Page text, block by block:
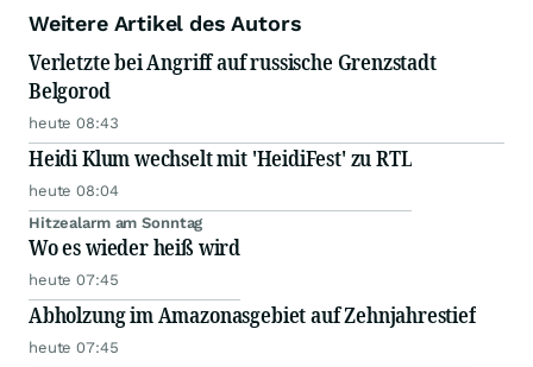
Weitere Artikel des Autors
Verletzte bei Angriff auf russische Grenzstadt
Belgorod
heute 08:43
Heidi Klum wechselt mit 'HeidiFest' zu RTL
heute 08:04
Hitzealarm am Sonntag
Wo es wieder heiß wird
heute 07:45
Abholzung im Amazonasgebiet auf Zehnjahrestief
heute 07:45